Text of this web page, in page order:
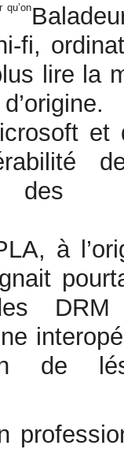
fi,
lire la
et
à
DRM
de